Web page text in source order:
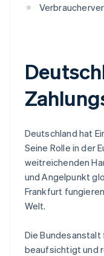
Deutschland hat
Seine Rolle in der
weitreichenden
und Angelpunkt
Frankfurt
Welt.
Die
beaufsichtigt und